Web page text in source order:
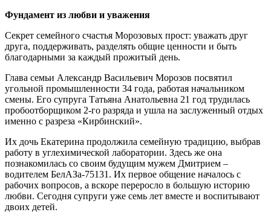
Фундамент из любви и уважения
Секрет семейного счастья Морозовых прост: уважать друг
друга, поддерживать, разделять общие ценности и быть
благодарными за каждый прожитый день.
Глава семьи Александр Васильевич Морозов посвятил
угольной промышленности 34 года, работая начальником
смены. Его супруга Татьяна Анатольевна 21 год трудилась
пробоотборщиком 2-го разряда и ушла на заслуженный отдых
именно с разреза «Кирбинский».
Их дочь Екатерина продолжила семейную традицию, выбрав
работу в углехимической лаборатории. Здесь же она
познакомилась со своим будущим мужем Дмитрием –
водителем БелАЗа-75131. Их первое общение началось с
рабочих вопросов, а вскоре переросло в большую историю
любви. Сегодня супруги уже семь лет вместе и воспитывают
двоих детей.